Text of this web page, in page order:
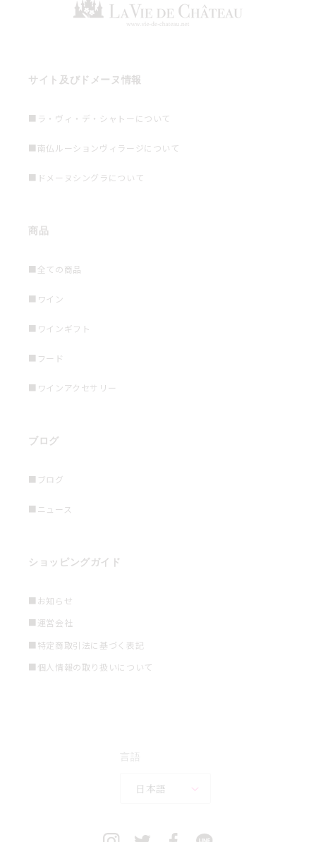
サイト及びドメーヌ情報
■ラ・ヴィ・デ・シャトーについて
■南仏ルーションヴィラージについて
■ドメーヌシングラについて
商品
■全ての商品
■ワイン
■ワインギフト
■フード
■ワインアクセサリー
ブログ
■ブログ
■ニュース
ショッピングガイド
■お知らせ
■運営会社
■特定商取引法に基づく表記
■個人情報の取り扱いについて
言語
日本語